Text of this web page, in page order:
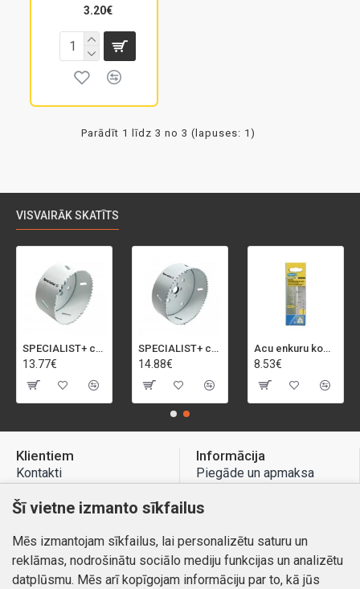
3.20€
Parādīt 1 līdz 3 no 3 (lapuses: 1)
VISVAIRĀK SKATĪTS
SPECIALIST+ caurumu zāģis BI-METAL, 92 mm
13.77€
SPECIALIST+ caurumu zāģis BI-METAL, 98 mm
14.88€
Acu enkuru komplekts, 3-13 mm, Rapid, 12 gab.
8.53€
Klientiem
Kontakti
Preču atgriešana
Mans profils
Pasūtījumi
Informācija
Piegāde un apmaksa
Atteikuma tiesības
Kontakti
Šī vietne izmanto sīkfailus
Mēs izmantojam sīkfailus, lai personalizētu saturu un
reklāmas, nodrošinātu sociālo mediju funkcijas un analizētu
datplūsmu. Mēs arī kopīgojam informāciju par to, kā jūs